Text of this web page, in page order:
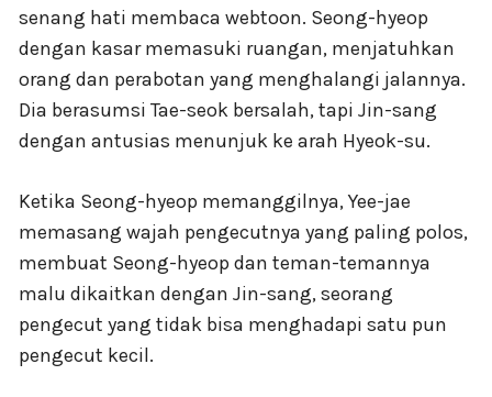
senang hati membaca webtoon. Seong-hyeop
dengan kasar memasuki ruangan, menjatuhkan
orang dan perabotan yang menghalangi jalannya.
Dia berasumsi Tae-seok bersalah, tapi Jin-sang
dengan antusias menunjuk ke arah Hyeok-su.
Ketika Seong-hyeop memanggilnya, Yee-jae
memasang wajah pengecutnya yang paling polos,
membuat Seong-hyeop dan teman-temannya
malu dikaitkan dengan Jin-sang, seorang
pengecut yang tidak bisa menghadapi satu pun
pengecut kecil.